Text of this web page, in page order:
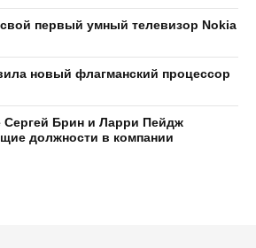
первый умный телевизор Nokia
новый флагманский процессор
Сергей Брин и Ларри Пейдж
должности в компании